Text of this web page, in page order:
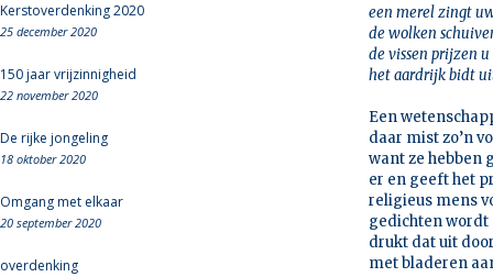
Kerstoverdenking 2020
25 december 2020
150 jaar vrijzinnigheid
22 november 2020
De rijke jongeling
18 oktober 2020
Omgang met elkaar
20 september 2020
overdenking
een merel zingt
de wolken
de vissen prijzen
het aardrijk bidt
Een
daar mist zo’n
want ze hebben
er en geeft het
religieus mens
gedichten wordt
drukt dat uit
met bladeren